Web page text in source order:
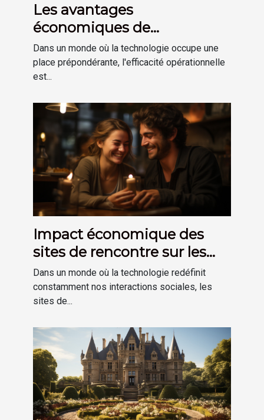
Les avantages
économiques de
l'amélioration de la
productivité grâce aux
accessoires informatiques
Dans un monde où la technologie occupe une
place prépondérante, l'efficacité opérationnelle
est...
Impact économique des
sites de rencontre sur les
restaurants locaux
Dans un monde où la technologie redéfinit
constamment nos interactions sociales, les
sites de...